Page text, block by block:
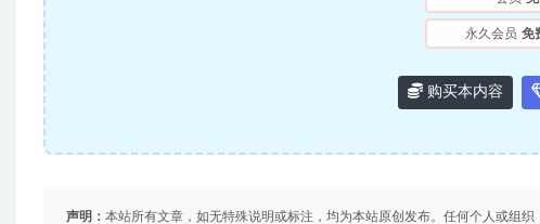
永久会员 免
购买本内容
声明： 本站所有文章，如无特殊说明或标注，均为本站原创发布。任何个人或组